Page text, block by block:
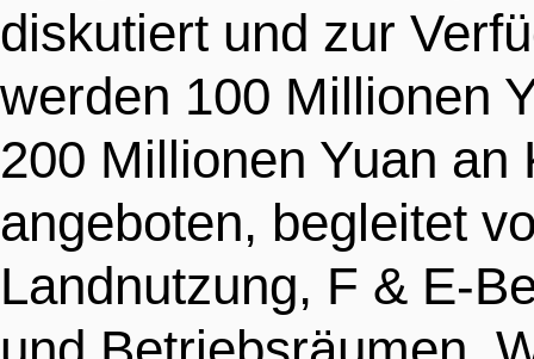
diskutiert und zur
werden 100 Millionen
200 Millionen Yuan
angeboten, begleitet
Landnutzung, F & E-